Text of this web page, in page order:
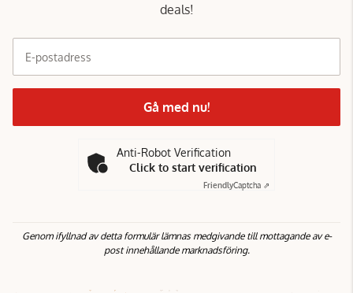
deals!
E-postadress
Gå med nu!
Anti-Robot Verification
Click to start verification
FriendlyCaptcha ⇗
Genom ifyllnad av detta formulär lämnas medgivande till mottagande av e-
post innehållande marknadsföring.